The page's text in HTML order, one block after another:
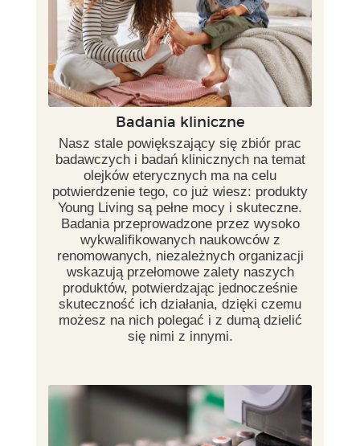
Badania kliniczne
Nasz stale powiększający się zbiór prac
badawczych i badań klinicznych na temat
olejków eterycznych ma na celu
potwierdzenie tego, co już wiesz: produkty
Young Living są pełne mocy i skuteczne.
Badania przeprowadzone przez wysoko
wykwalifikowanych naukowców z
renomowanych, niezależnych organizacji
wskazują przełomowe zalety naszych
produktów, potwierdzając jednocześnie
skuteczność ich działania, dzięki czemu
możesz na nich polegać i z dumą dzielić
się nimi z innymi.